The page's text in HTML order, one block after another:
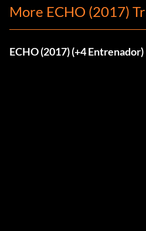
More ECHO (2017)
ECHO (2017) (+4 Entrenador)